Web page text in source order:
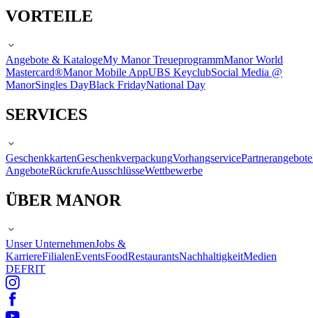
VORTEILE
Angebote & KatalogeMy Manor TreueprogrammManor World
Mastercard®Manor Mobile AppUBS KeyclubSocial Media @
ManorSingles DayBlack FridayNational Day
SERVICES
GeschenkkartenGeschenkverpackungVorhangservicePartnerangebote
AngeboteRückrufeAusschlüsseWettbewerbe
ÜBER MANOR
Unser UnternehmenJobs &
KarriereFilialenEventsFoodRestaurantsNachhaltigkeitMedien
DEFRIT